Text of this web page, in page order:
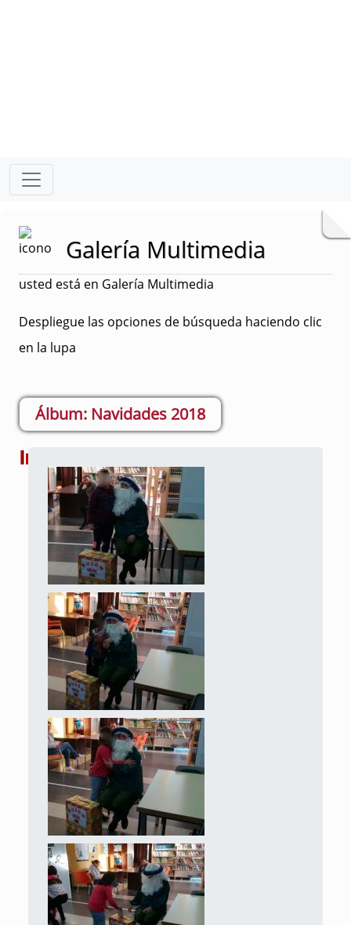
Galería Multimedia
usted está en Galería Multimedia
Despliegue las opciones de búsqueda haciendo clic
en la lupa
Navidades 2018
Imágenes